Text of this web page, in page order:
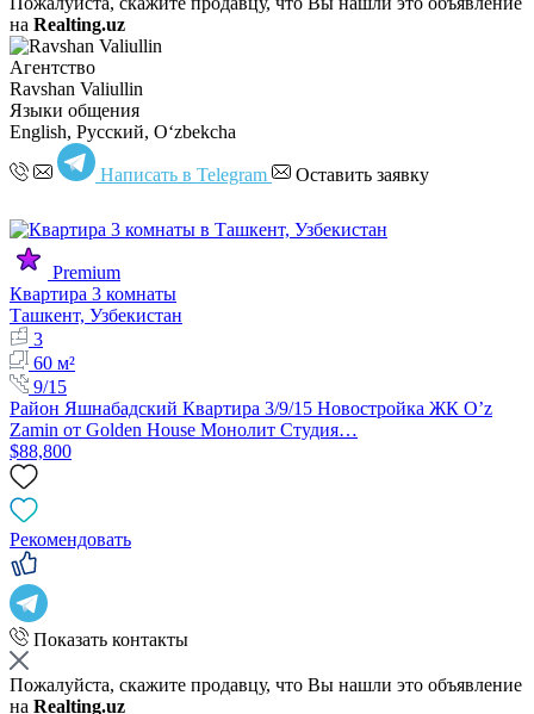
на Realting.uz
Агентство
Ravshan Valiullin
Языки общения
English, Русский, Oʻzbekcha
Написать в Telegram Оставить заявку
Premium
Квартира 3 комнаты
Ташкент, Узбекистан
3
60 м²
9/15
Район Яшнабадский Квартира 3/9/15 Новостройка ЖК O’z
Zamin от Golden House Монолит Студия…
$88,800
Рекомендовать
Показать контакты
Пожалуйста, скажите продавцу, что Вы нашли это объявление
на Realting.uz